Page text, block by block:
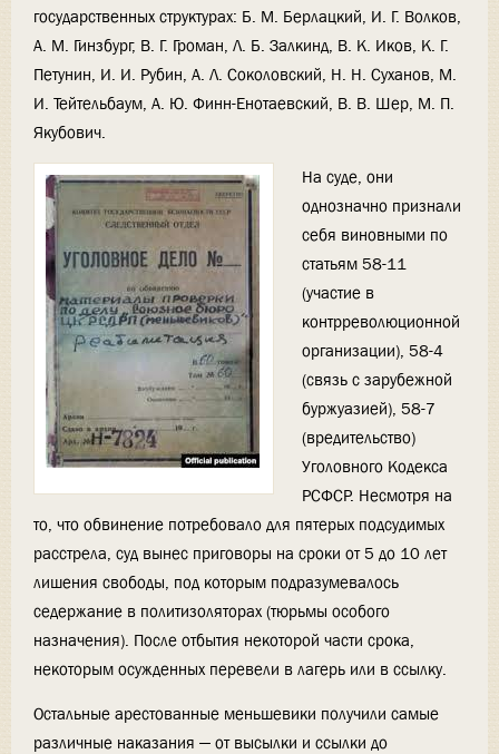
государственных структурах: Б. М. Берлацкий, И. Г. Волков,
А. М. Гинзбург, В. Г. Громан, Л. Б. Залкинд, В. К. Иков, К. Г.
Петунин, И. И. Рубин, А. Л. Соколовский, Н. Н. Суханов, М.
И. Тейтельбаум, А. Ю. Финн-Енотаевский, В. В. Шер, М. П.
Якубович.
На суде, они
однозначно признали
себя виновными по
статьям 58-11
(участие в
контрреволюционной
организации), 58-4
(связь с зарубежной
буржуазией), 58-7
(вредительство)
Уголовного Кодекса
РСФСР. Несмотря на
то, что обвинение потребовало для пятерых подсудимых
расстрела, суд вынес приговоры на сроки от 5 до 10 лет
лишения свободы, под которым подразумевалось
седержание в политизоляторах (тюрьмы особого
назначения). После отбытия некоторой части срока,
некоторым осужденных перевели в лагерь или в ссылку.
Остальные арестованные меньшевики получили самые
различные наказания — от высылки и ссылки до